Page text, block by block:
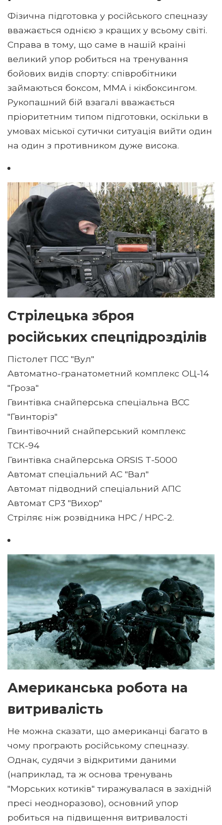
Фізична підготовка у російського спецназу
вважається однією з кращих у всьому світі.
Справа в тому, що саме в нашій країні
великий упор робиться на тренування
бойових видів спорту: співробітники
займаються боксом, ММА і кікбоксингом.
Рукопашний бій взагалі вважається
пріоритетним типом підготовки, оскільки в
умовах міської сутички ситуація вийти один
на один з противником дуже висока.
Стрілецька зброя
російських спецпідрозділів
Пістолет ПСС "Вул"
Автоматно-гранатометний комплекс ОЦ-14
"Гроза"
Гвинтівка снайперська спеціальна ВСС
"Гвинторіз"
Гвинтівочний снайперський комплекс
ТСК-94
Гвинтівка снайперська ORSIS Т-5000
Автомат спеціальний АС "Вал"
Автомат підводний спеціальний АПС
Автомат СР3 "Вихор"
Стріляє ніж розвідника НРС / НРС-2.
Американська робота на
витривалість
Не можна сказати, що американці багато в
чому програють російському спецназу.
Однак, судячи з відкритими даними
(наприклад, та ж основа тренувань
"Морських котиків" тиражувалася в західній
пресі неодноразово), основний упор
робиться на підвищення витривалості